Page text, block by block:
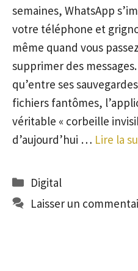
semaines, WhatsApp
votre téléphone et
même quand vous
supprimer des
qu’entre ses
fichiers fantômes,
véritable « corbeille
d’aujourd’hui … Lire la
Catégories
Digital
Laisser un